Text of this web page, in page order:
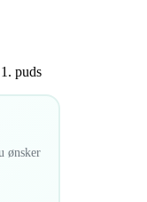
puds
ønsker